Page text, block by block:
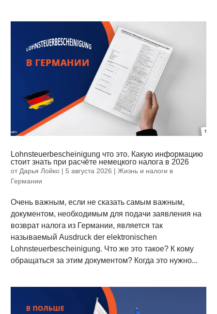
Lohnsteuerbescheinigung что это. Какую информацию
стоит знать при расчёте немецкого налога в 2026
от Дарья Лойко | 5 августа 2026 |Жизнь и налоги в
Германии
Очень важным, если не сказать самым важным,
документом, необходимым для подачи заявления на
возврат налога из Германии, является так
называемый Ausdruck der elektronischen
Lohnsteuerbescheinigung. Что же это такое? К кому
обращаться за этим документом? Когда это нужно...